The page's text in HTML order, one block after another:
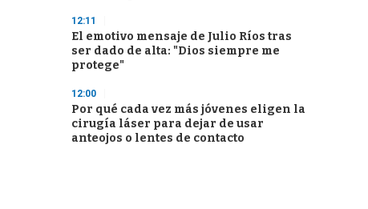
12:11
El emotivo mensaje de Julio Ríos tras
ser dado de alta: "Dios siempre me
protege"
12:00
Por qué cada vez más jóvenes eligen la
cirugía láser para dejar de usar
anteojos o lentes de contacto